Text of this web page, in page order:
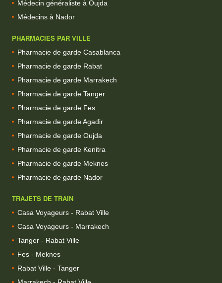
Médecin généraliste à Oujda
Médecins à Nador
PHARMACIES PAR VILLE
Pharmacie de garde Casablanca
Pharmacie de garde Rabat
Pharmacie de garde Marrakech
Pharmacie de garde Tanger
Pharmacie de garde Fes
Pharmacie de garde Agadir
Pharmacie de garde Oujda
Pharmacie de garde Kenitra
Pharmacie de garde Meknes
Pharmacie de garde Nador
TRAJETS DE TRAIN
Casa Voyageurs - Rabat Ville
Casa Voyageurs - Marrakech
Tanger - Rabat Ville
Fes - Meknes
Rabat Ville - Tanger